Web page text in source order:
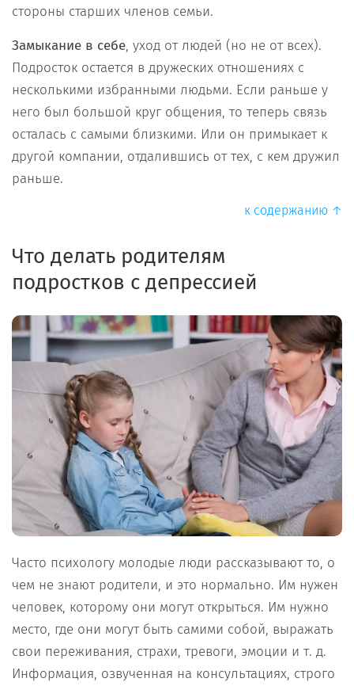
стороны старших членов семьи.
Замыкание в себе, уход от людей (но не от всех).
Подросток остается в дружеских отношениях с
несколькими избранными людьми. Если раньше у
него был большой круг общения, то теперь связь
осталась с самыми близкими. Или он примыкает к
другой компании, отдалившись от тех, с кем дружил
раньше.
к содержанию ↑
Что делать родителям
подростков с депрессией
Часто психологу молодые люди рассказывают то, о
чем не знают родители, и это нормально. Им нужен
человек, которому они могут открыться. Им нужно
место, где они могут быть самими собой, выражать
свои переживания, страхи, тревоги, эмоции и т. д.
Информация, озвученная на консультациях, строго